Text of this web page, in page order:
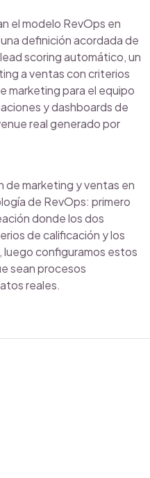
el modelo RevOps en
definición acordada de
scoring automático, un
a ventas con criterios
marketing para el equipo
y dashboards de
real generado por
de marketing y ventas en
de RevOps: primero
donde los dos
de calificación y los
configuramos estos
sean procesos
reales.